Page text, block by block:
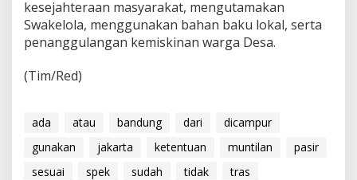
kesejahteraan masyarakat, mengutamakan
Swakelola, menggunakan bahan baku lokal, serta
penanggulangan kemiskinan warga Desa.
(Tim/Red)
ada atau bandung dari
dicampur
gunakan
jakarta ketentuan muntilan
pasir
sesuai
spek sudah tidak tras